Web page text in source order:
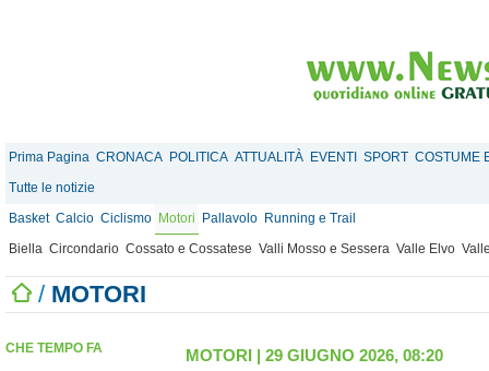
Prima Pagina CRONACA POLITICA ATTUALITÀ EVENTI SPORT COSTUME
Tutte le notizie
Basket Calcio Ciclismo Motori Pallavolo Running e Trail
Biella Circondario Cossato e Cossatese Valli Mosso e Sessera Valle Elvo
/ MOTORI
CHE TEMPO FA MOTORI | 29 GIUGNO 2026, 08:20